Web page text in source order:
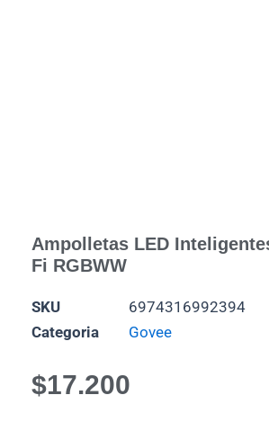
Ampolletas LED
Fi RGBWW
SKU
6974316992394
Categoria
Govee
$17.200